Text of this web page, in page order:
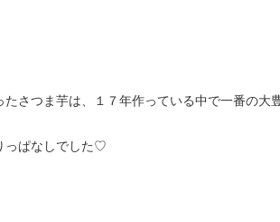
さつま芋は、１７年作っている中で一番の大
っぱなしでした♡